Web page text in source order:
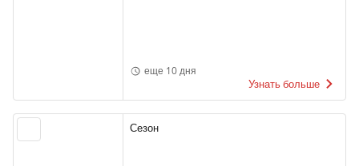
еще 10 дня
Узнать больше
Сезон